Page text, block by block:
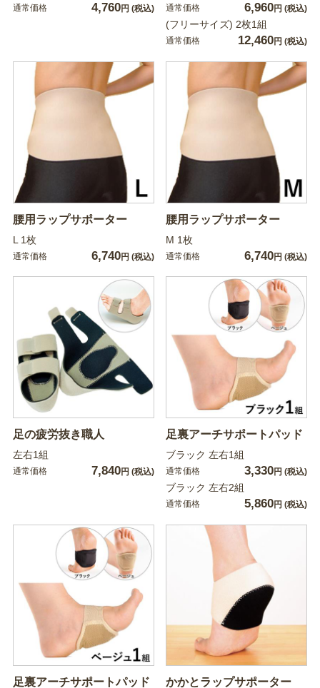
通常価格 4,760円 (税込) 通常価格 6,960円 (税込)
(フリーサイズ) 2枚1組
通常価格 12,460円 (税込)
腰用ラップサポーター
L 1枚
通常価格 6,740円 (税込)
腰用ラップサポーター
M 1枚
通常価格 6,740円 (税込)
足の疲労抜き職人
左右1組
通常価格 7,840円 (税込)
足裏アーチサポートパッド
ブラック 左右1組
通常価格 3,330円 (税込)
ブラック 左右2組
通常価格 5,860円 (税込)
足裏アーチサポートパッド かかとラップサポーター